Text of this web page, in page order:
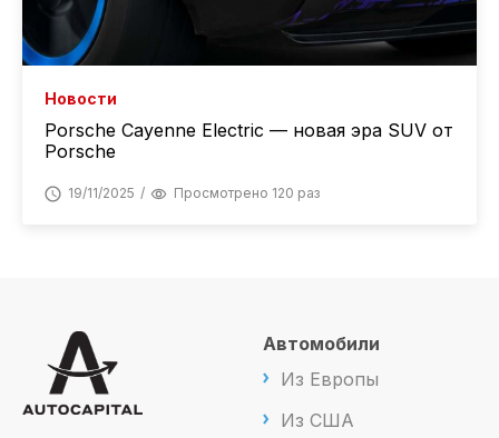
Новости
Porsche Cayenne Electric — новая эра SUV от
Porsche
19/11/2025 Просмотрено 120 раз
Автомобили
Из Европы
Из США